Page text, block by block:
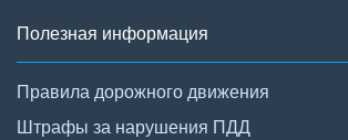
Полезная информация
Правила дорожного движения
Штрафы за нарушения ПДД